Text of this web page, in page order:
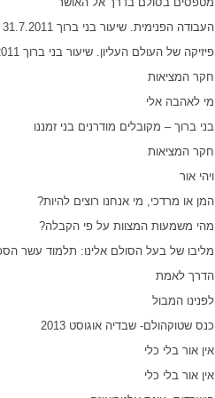
העבודה הפנימית. שיעור בני ברוך 31.7.2011
פיזיקה של העולם העליון. שיעור בני ברוך 29.7.2011
חקר המציאות
מי לאהבה אלי
בני ברוך – מקובלים מודרנים בני זמננו
חקר המציאות
ויהי אור
המן או מרדכי, מי אנחנו רוצים להיות?
מהי משמעות המצוות על פי הקבלה?
מליבו של בעל הסולם אלינו: תלמוד עשר
הדרך לאמת
לפנינו המבול
כנס שטוקהולם- שבדיה אוגוסט 2013
אין אור בלי כלי
אין אור בלי כלי